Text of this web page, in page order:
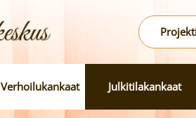
Verhoilukankaat Julkitilakankaat